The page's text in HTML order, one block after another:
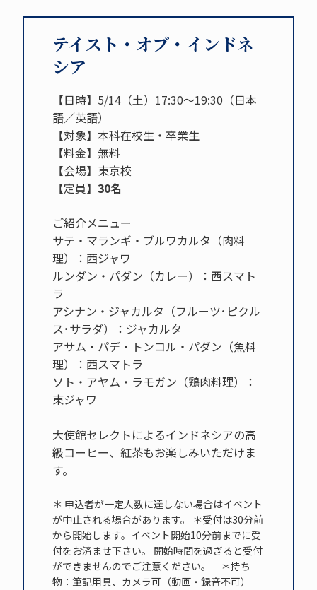
テイスト・オブ・インドネ
シア
【日時】5/14（土）17:30～19:30（日本
語／英語）
【対象】本科在校生・卒業生
【料金】無料
【会場】東京校
【定員】 30名
ご紹介メニュー
サテ・マランギ・ブルワカルタ（肉料
理）：西ジャワ
ルンダン・パダン（カレー）：西スマト
ラ
アシナン・ジャカルタ（フルーツ･ピクル
ス･サラダ）：ジャカルタ
アサム・パデ・トンコル・パダン（魚料
理）：西スマトラ
ソト・アヤム・ラモガン（鶏肉料理）：
東ジャワ
大使館セレクトによるインドネシアの高
級コーヒー、紅茶もお楽しみいただけま
す。
＊ 申込者が一定人数に達しない場合はイベント
が中止される場合があります。 ＊受付は30分前
から開始します。イベント開始10分前までに受
付をお済ませ下さい。 開始時間を過ぎると受付
ができませんのでご注意ください。 ＊持ち
物：筆記用具、カメラ可（動画・録音不可）